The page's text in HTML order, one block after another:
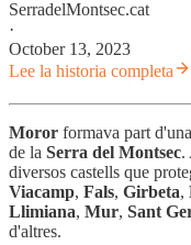
SerradelMontsec.cat
·
October 13, 2023
Lee la historia completa
Moror formava part
de la Serra del Montsec.
diversos castells que
Viacamp, Fals, Girbeta,
Llimiana, Mur, Sant
d'altres.